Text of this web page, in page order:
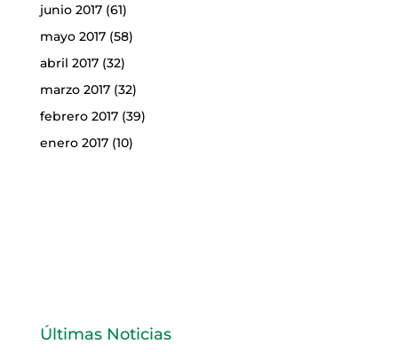
junio 2017(61)
mayo 2017(58)
abril 2017(32)
marzo 2017(32)
febrero 2017(39)
enero 2017(10)
Últimas Noticias